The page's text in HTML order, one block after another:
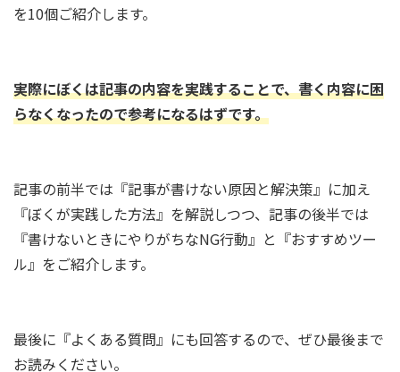
を10個ご紹介します。
実際にぼくは記事の内容を実践することで、書く内容に困
らなくなったので参考になるはずです。
記事の前半では『記事が書けない原因と解決策』に加え
『ぼくが実践した方法』を解説しつつ、記事の後半では
『書けないときにやりがちなNG行動』と『おすすめツー
ル』をご紹介します。
最後に『よくある質問』にも回答するので、ぜひ最後まで
お読みください。